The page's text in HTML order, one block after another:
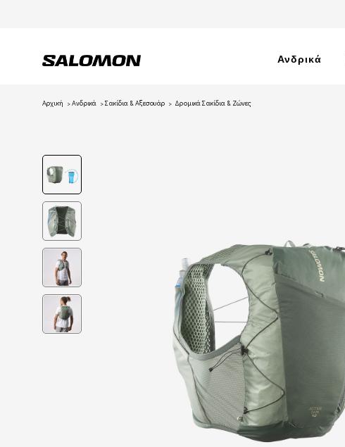
Ανδρικά
Αρχική Ανδρικά Σακίδια & Αξεσουάρ Δρομικά Σακίδια & Ζώνες